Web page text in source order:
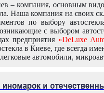
– компания, основным
Наша компания на своих
по выбору
с выбором
предприятия «DeLuxe
в Киеве, где всегда
автомобили,
иномарок и